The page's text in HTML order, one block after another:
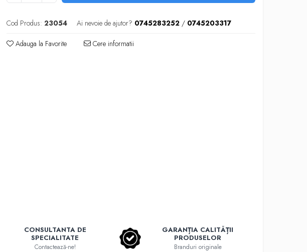
Cod Produs: 23054 Ai nevoie de ajutor? 0745283252 / 0745203317
Adauga la Favorite Cere informatii
CONSULTANTA DE
SPECIALITATE
Contactează-ne!
GARANȚIA CALITĂȚII
PRODUSELOR
Branduri originale